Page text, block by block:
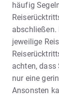
häufig
abschließen.
jeweilige
achten,
nur eine
Ansonsten